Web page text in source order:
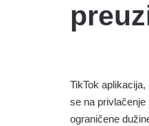
TikTok
se na
ograničene